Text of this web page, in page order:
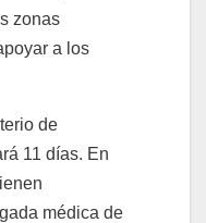
zonas
a los
de
11 días. En
médica de